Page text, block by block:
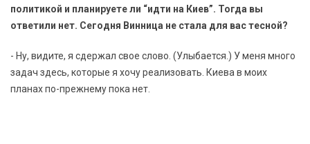
политикой и планируете ли “идти на Киев”. Тогда вы
ответили нет. Сегодня Винница не стала для вас тесной?
- Ну, видите, я сдержал свое слово. (Улыбается.) У меня много
задач здесь, которые я хочу реализовать. Киева в моих
планах по-прежнему пока нет.